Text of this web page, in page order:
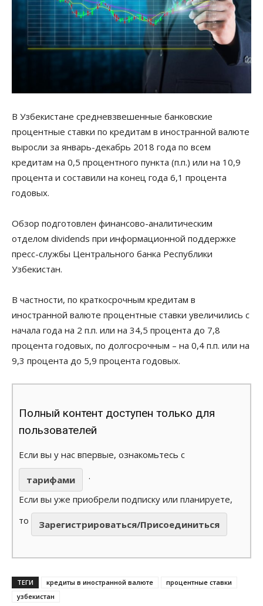
В Узбекистане средневзвешенные банковские
процентные ставки по кредитам в иностранной валюте
выросли за январь-декабрь 2018 года по всем
кредитам на 0,5 процентного пункта (п.п.) или на 10,9
процента и составили на конец года 6,1 процента
годовых.
Обзор подготовлен финансово-аналитическим
отделом dividends при информационной поддержке
пресс-службы Центрального банка Республики
Узбекистан.
В частности, по краткосрочным кредитам в
иностранной валюте процентные ставки увеличились с
начала года на 2 п.п. или на 34,5 процента до 7,8
процента годовых, по долгосрочным – на 0,4 п.п. или на
9,3 процента до 5,9 процента годовых.
Полный контент доступен только для
пользователей
Если вы у нас впервые, ознакомьтесь с
тарифами
.
Если вы уже приобрели подписку или планируете,
то
Зарегистрироваться/Присоединиться
ТЕГИ кредиты в иностранной валюте
процентные ставки
узбекистан